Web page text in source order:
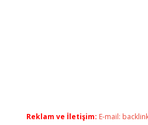
Reklam ve İletişim: E-mail: